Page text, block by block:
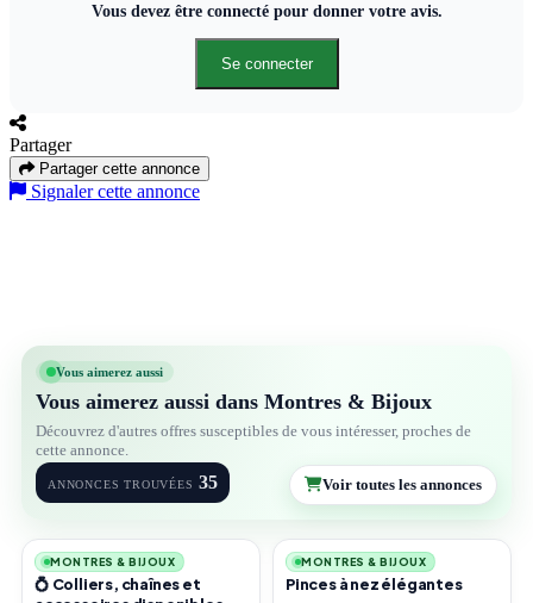
Vous devez être connecté pour donner votre avis.
Se connecter
Partager
Partager cette annonce
Signaler cette annonce
Vous aimerez aussi
Vous aimerez aussi dans Montres & Bijoux
Découvrez d'autres offres susceptibles de vous intéresser, proches de
cette annonce.
ANNONCES TROUVÉES 35 Voir toutes les annonces
MONTRES & BIJOUX
💍 Colliers, chaînes et
MONTRES & BIJOUX
Pinces à nez élégantes